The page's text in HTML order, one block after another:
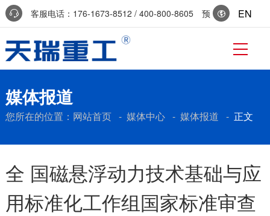
客服电话：176-1673-8512 / 400-800-8605 预
约参访：0536-7519229
EN
媒体报道
您所在的位置： 网站首页- 媒体中心- 媒体报道 - 正文
全 国磁悬浮动力技术基础与应
用标准化工作组国家标准审查